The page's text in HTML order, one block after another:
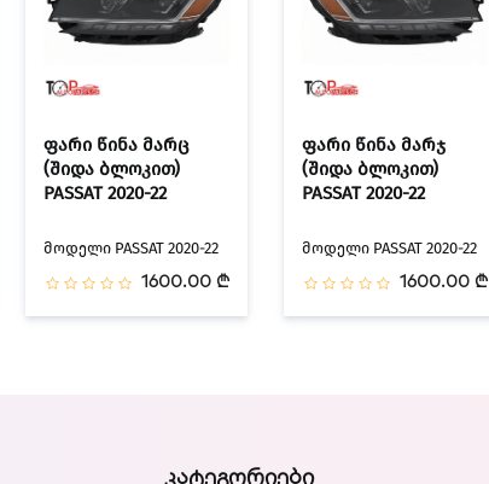
ფარი წინა მარც
(შიდა ბლოკით)
PASSAT 2020-22
მოდელი PASSAT 2020-22
1600.00 ₾
ფარი წინა მარჯ
(შიდა ბლოკით)
PASSAT 2020-22
მოდელი PASSAT 2020-22
1600.00 ₾
ᲙᲐᲢᲔᲒᲝᲠᲘᲔᲑᲘ